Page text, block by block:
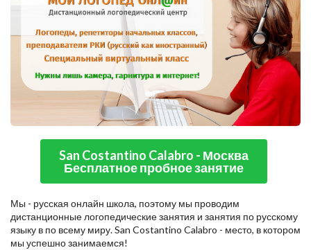
San Costantino Calabro - Москва
Бесплатное пробное занятие
Мы - русская онлайн школа, поэтому мы проводим
дистанционные логопедические занятия и занятия по русскому
языку в по всему миру. San Costantino Calabro - место, в котором
мы успешно занимаемся!